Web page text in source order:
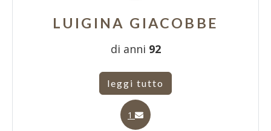
LUIGINA GIACOBBE
di anni 92
leggi tutto
1